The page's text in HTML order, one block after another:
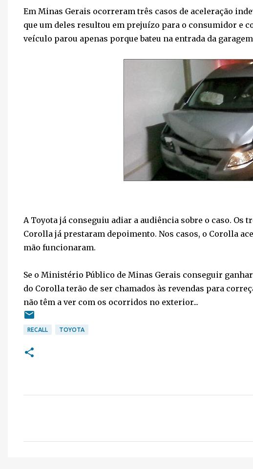
Em Minas Gerais ocorreram três casos de aceleração
que um deles resultou em prejuízo para o consumidor e
veículo parou apenas porque bateu na entrada da
A Toyota já conseguiu adiar a audiência sobre o caso. Os
Corolla já prestaram depoimento. Nos casos, o Corolla
mão funcionaram.
Se o Ministério Público de Minas Gerais conseguir
do Corolla terão de ser chamados às revendas para
não têm a ver com os ocorridos no exterior...
RECALL TOYOTA
m